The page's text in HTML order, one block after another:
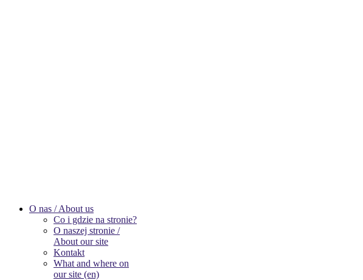
O nas / About us
Co i gdzie na stronie?
O naszej stronie /
About our site
Kontakt
What and where on
our site (en)